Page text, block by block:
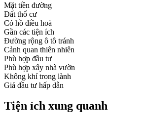
Mặt tiền đường
Đất thổ cư
Có hồ điều hoà
Gần các tiện ích
Đường rộng ô tô tránh
Cảnh quan thiên nhiên
Phù hợp đầu tư
Phù hợp xây nhà vườn
Không khí trong lành
Giá đầu tư hấp dẫn
Tiện ích xung quanh